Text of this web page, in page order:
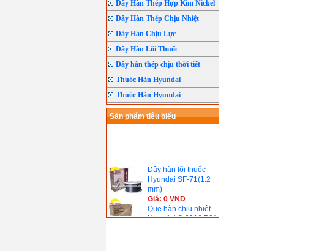
Dây Hàn Thép Hợp Kim Nickel
Dây Hàn Thép Chịu Nhiệt
Dây Hàn Chịu Lực
Dây Hàn Lõi Thuốc
Dây hàn thép chịu thời tiết
Thuốc Hàn Hyundai
Thuốc Hàn Hyundai
Sản phẩm tiêu biểu
Dây hàn lõi thuốc
Hyundai SF-71(1.2
mm)
Giá: 0 VND
Que hàn chịu nhiệt
Hyundai S-8016.B2(